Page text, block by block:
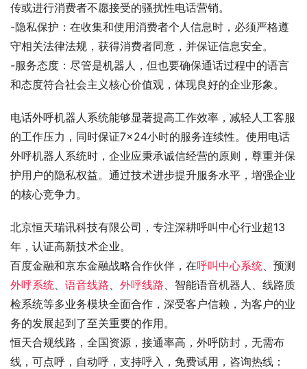
传或进行消费者不愿接受的骚扰性电话营销。
-隐私保护：在收集和使用消费者个人信息时，必须严格遵
守相关法律法规，获得消费者同意，并保证信息安全。
-服务态度：尽管是机器人，但也要确保通话过程中的语言
和态度符合社会主义核心价值观，体现良好的企业形象。
电话外呼机器人系统能够显著提高工作效率，减轻人工客服
的工作压力，同时保证7×24小时的服务连续性。使用电话
外呼机器人系统时，企业应秉承诚信经营的原则，尊重并保
护用户的隐私权益。通过技术进步提升服务水平，增强企业
的核心竞争力。
北京恒天瑞讯科技有限公司，专注深耕呼叫中心行业超13
年，认证高新技术企业。
百度金融和京东金融战略合作伙伴，在呼叫中心系统、预测
外呼系统、 语音线路、 外呼线路、智能语音机器人、线路质
检系统等多业务模块全面合作，深受客户信赖，为客户的业
务的发展起到了至关重要的作用。
恒天合规线路，全国资源，接通率高，外呼防封，无需布
线，可点呼，自动呼，支持呼入，免费试用，咨询热线：